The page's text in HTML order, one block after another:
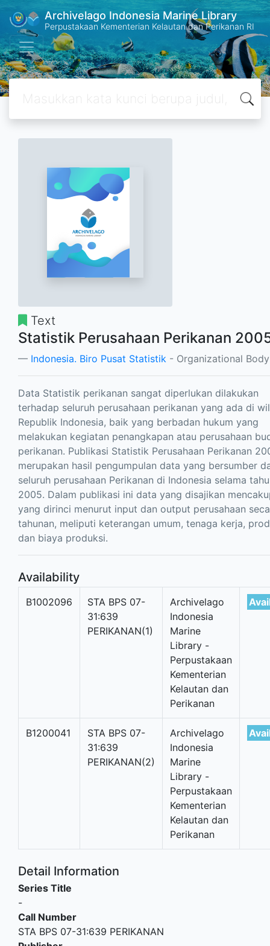
Archivelago Indonesia Marine Library
Perpustakaan Kementerian Kelautan dan Perikanan RI
Text
Statistik Perusahaan Perikanan
Indonesia. Biro Pusat Statistik - Organizational
Data Statistik perikanan sangat diperlukan dilakukan
terhadap seluruh perusahaan perikanan yang ada di
Republik Indonesia, baik yang berbadan hukum yang
melakukan kegiatan penangkapan atau perusahaan
perikanan. Publikasi Statistik Perusahaan Perikanan
merupakan hasil pengumpulan data yang bersumber
seluruh perusahaan Perikanan di Indonesia selama
2005. Dalam publikasi ini data yang disajikan
yang dirinci menurut input dan output perusahaan
tahunan, meliputi keterangan umum, tenaga kerja,
dan biaya produksi.
Availability
B1002096
STA BPS 07-
31:639
PERIKANAN(1)
Archivelago
Indonesia
Marine
Library -
Perpustakaan
Kementerian
Kelautan dan
Perikanan
B1200041
STA BPS 07-
31:639
PERIKANAN(2)
Archivelago
Indonesia
Marine
Library -
Perpustakaan
Kementerian
Kelautan dan
Perikanan
Detail Information
Series Title
-
Call Number
STA BPS 07-31:639 PERIKANAN